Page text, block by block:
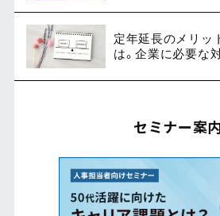
定年延長のメリッ
は。企業に必要な
セミナー案